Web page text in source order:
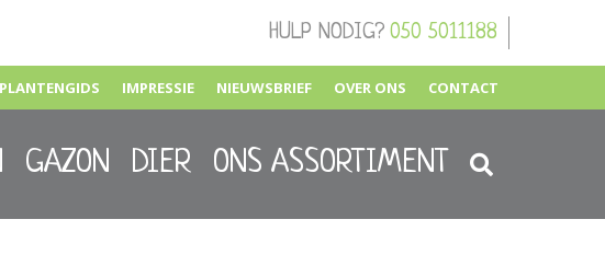
HULP NODIG? 050 5011188
PLANTENGIDS IMPRESSIE NIEUWSBRIEF OVER ONS CONTACT
GAZON DIER ONS ASSORTIMENT